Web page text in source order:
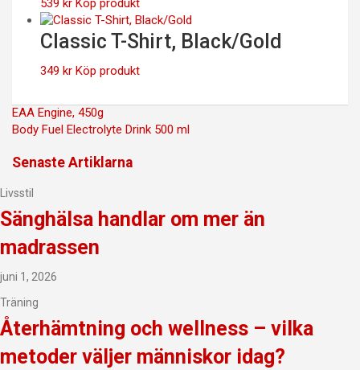
539 kr Köp produkt
Classic T-Shirt, Black/Gold
349 kr Köp produkt
Inläggsnavigering
EAA Engine, 450g
Body Fuel Electrolyte Drink 500 ml
Senaste Artiklarna
Livsstil
Sänghälsa handlar om mer än
madrassen
juni 1, 2026
Träning
Återhämtning och wellness – vilka
metoder väljer människor idag?